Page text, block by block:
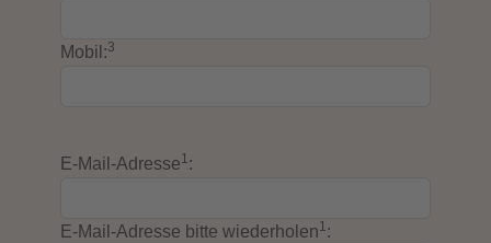
Mobil:3
E-Mail-Adresse1:
E-Mail-Adresse bitte wiederholen1: